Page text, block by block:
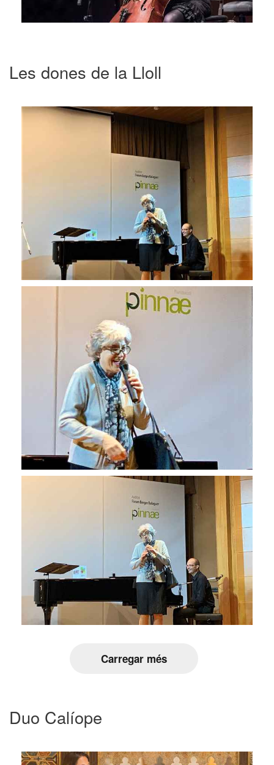
Les dones de la Lloll
Carregar més
Duo Calíope